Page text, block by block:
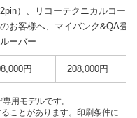
2pin）、リコーテクニカルコー
お客様へ、マイバンク&QA登
ーバー
円 208,000円
用モデルです。
ことがあります。印刷条件に